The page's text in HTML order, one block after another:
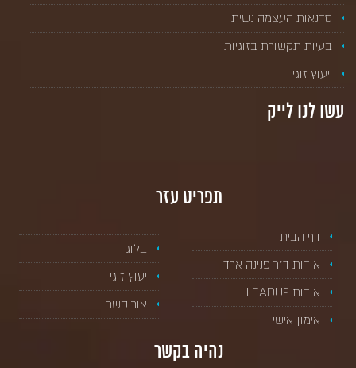
סדנאות העצמה נשית
בעיות תקשורת בזוגיות
ייעוץ זוגי
עשו לנו לייק
תפריט עזר
דף הבית
אודות ד”ר פנינה ארד
אודות LEADUP
אימון אישי
בלוג
יעוץ זוגי
צור קשר
נהיה בקשר